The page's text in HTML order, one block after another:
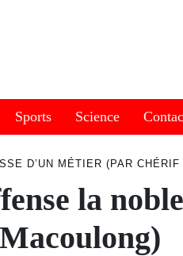
Sports Science
D’UN MÉTIER (PAR CHÉRIF
la